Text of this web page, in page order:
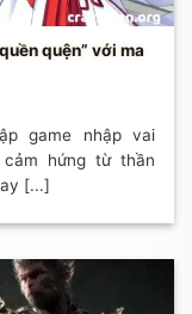
quện” với ma
game nhập vai
cảm hứng từ thần
[...]